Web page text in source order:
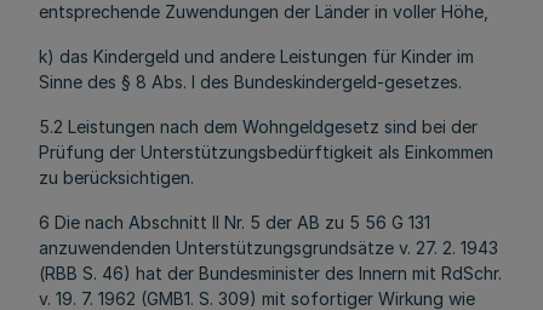
entsprechende Zuwendungen der Länder in voller Höhe,
k) das Kindergeld und andere Leistungen für Kinder im
Sinne des § 8 Abs. l des Bundeskindergeld-gesetzes.
5.2 Leistungen nach dem Wohngeldgesetz sind bei der
Prüfung der Unterstützungsbedürftigkeit als Einkommen
zu berücksichtigen.
6 Die nach Abschnitt II Nr. 5 der AB zu 5 56 G 131
anzuwendenden Unterstützungsgrundsätze v. 27. 2. 1943
(RBB S. 46) hat der Bundesminister des Innern mit RdSchr.
v. 19. 7. 1962 (GMB1. S. 309) mit sofortiger Wirkung wie